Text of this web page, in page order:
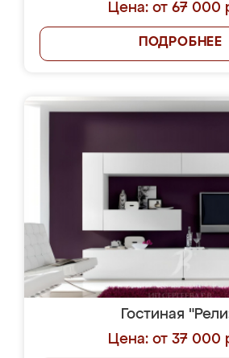
Цена: от 67 000
ПОДРОБНЕЕ
Гостиная
Цена: от 37 000